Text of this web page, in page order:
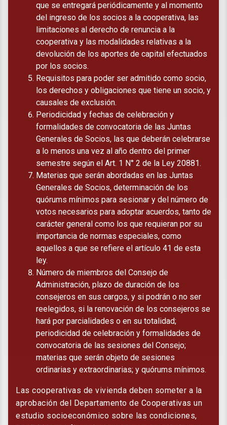
que se entregará periódicamente y al momento
del ingreso de los socios a la cooperativa, las
limitaciones al derecho de renuncia a la
cooperativa y las modalidades relativas a la
devolución de los aportes de capital efectuados
por los socios.
Requisitos para poder ser admitido como socio,
los derechos y obligaciones que tiene un socio, y
causales de exclusión.
Periodicidad y fechas de celebración y
formalidades de convocatoria de las Juntas
Generales de Socios, las que deberán celebrarse
a lo menos una vez al año dentro del primer
semestre según el Art. 1 N° 2 de la Ley 20881.
Materias que serán abordadas en las Juntas
Generales de Socios, determinación de los
quórums mínimos para sesionar y del número de
votos necesarios para adoptar acuerdos, tanto de
carácter general como los que requieran por su
importancia de normas especiales, como
aquellos a que se refiere el artículo 41 de esta
ley.
Número de miembros del Consejo de
Administración, plazo de duración de los
consejeros en sus cargos, y si podrán o no ser
reelegidos, si la renovación de los consejeros se
hará por parcialidades o en su totalidad;
periodicidad de celebración y formalidades de
convocatoria de las sesiones del Consejo;
materias que serán objeto de sesiones
ordinarias y extraordinarias; y quórums mínimos.
Las cooperativas de vivienda deben someter a la
aprobación del Departamento de Cooperativas un
estudio socioeconómico sobre las condiciones,